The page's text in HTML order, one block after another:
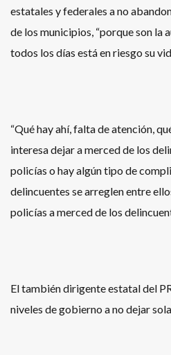
estatales y federales a no
de los municipios, “porque son la
todos los días está en riesgo su
“Qué hay ahí, falta de atención,
interesa dejar a merced de los
policías o hay algún tipo de
delincuentes se arreglen entre
policías a merced de los
El también dirigente estatal del
niveles de gobierno a no dejar